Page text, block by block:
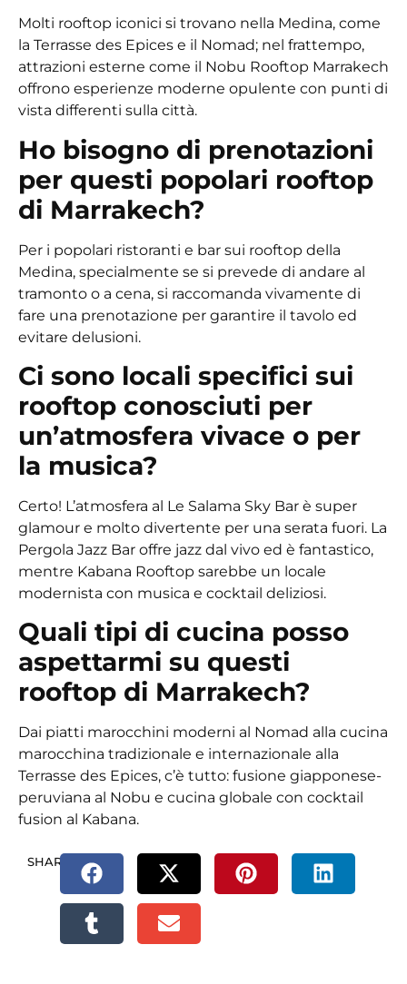
Molti rooftop iconici si trovano nella Medina, come
la Terrasse des Epices e il Nomad; nel frattempo,
attrazioni esterne come il Nobu Rooftop Marrakech
offrono esperienze moderne opulente con punti di
vista differenti sulla città.
Ho bisogno di prenotazioni
per questi popolari rooftop
di Marrakech?
Per i popolari ristoranti e bar sui rooftop della
Medina, specialmente se si prevede di andare al
tramonto o a cena, si raccomanda vivamente di
fare una prenotazione per garantire il tavolo ed
evitare delusioni.
Ci sono locali specifici sui
rooftop conosciuti per
un’atmosfera vivace o per
la musica?
Certo! L’atmosfera al Le Salama Sky Bar è super
glamour e molto divertente per una serata fuori. La
Pergola Jazz Bar offre jazz dal vivo ed è fantastico,
mentre Kabana Rooftop sarebbe un locale
modernista con musica e cocktail deliziosi.
Quali tipi di cucina posso
aspettarmi su questi
rooftop di Marrakech?
Dai piatti marocchini moderni al Nomad alla cucina
marocchina tradizionale e internazionale alla
Terrasse des Epices, c’è tutto: fusione giapponese-
peruviana al Nobu e cucina globale con cocktail
fusion al Kabana.
SHARE.